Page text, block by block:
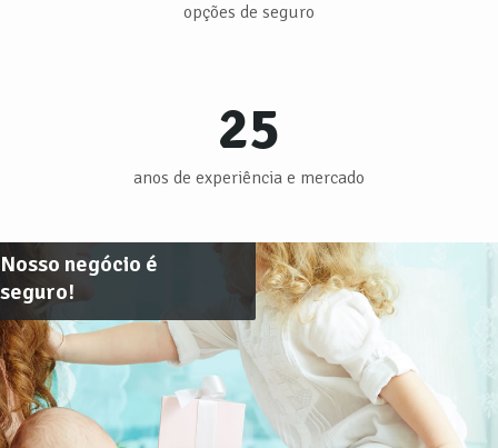
opções de seguro
25
anos de experiência e mercado
Nosso negócio é
seguro!